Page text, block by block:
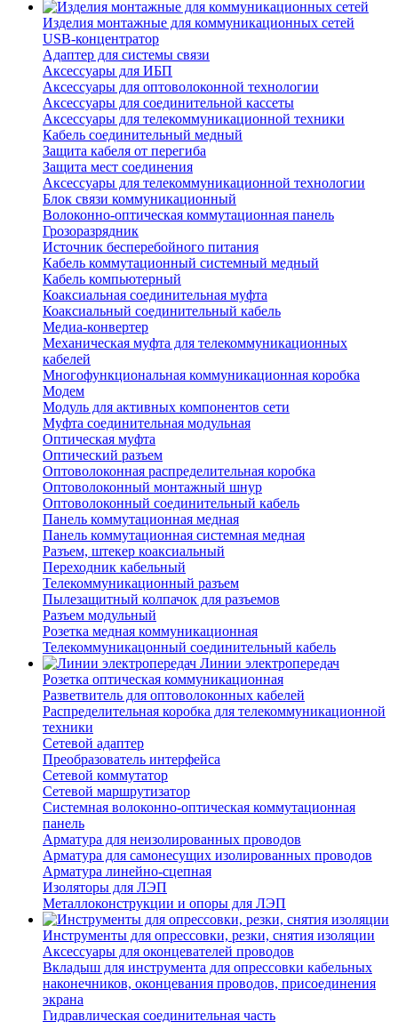
Изделия монтажные для коммуникационных сетей
USB-концентратор
Адаптер для системы связи
Аксессуары для ИБП
Аксессуары для оптоволоконной технологии
Аксессуары для соединительной кассеты
Аксессуары для телекоммуникационной техники
Кабель соединительный медный
Защита кабеля от перегиба
Защита мест соединения
Аксессуары для телекоммуникационной технологии
Блок связи коммуникационный
Волоконно-оптическая коммутационная панель
Грозоразрядник
Источник бесперебойного питания
Кабель коммутационный системный медный
Кабель компьютерный
Коаксиальная соединительная муфта
Коаксиальный соединительный кабель
Медиа-конвертер
Механическая муфта для телекоммуникационных
кабелей
Многофункциональная коммуникационная коробка
Модем
Модуль для активных компонентов сети
Муфта соединительная модульная
Оптическая муфта
Оптический разъем
Оптоволоконная распределительная коробка
Оптоволоконный монтажный шнур
Оптоволоконный соединительный кабель
Панель коммутационная медная
Панель коммутационная системная медная
Разъем, штекер коаксиальный
Переходник кабельный
Телекоммуникационный разъем
Пылезащитный колпачок для разъемов
Разъем модульный
Розетка медная коммуникационная
Телекоммуникацонный соединительный кабель
Линии электропередач
Розетка оптическая коммуникационная
Разветвитель для оптоволоконных кабелей
Распределительная коробка для телекоммуникационной
техники
Сетевой адаптер
Преобразователь интерфейса
Сетевой коммутатор
Сетевой маршрутизатор
Системная волоконно-оптическая коммутационная
панель
Арматура для неизолированных проводов
Арматура для самонесущих изолированных проводов
Арматура линейно-сцепная
Изоляторы для ЛЭП
Металлоконструкции и опоры для ЛЭП
Инструменты для опрессовки, резки, снятия изоляции
Аксессуары для оконцевателей проводов
Вкладыш для инструмента для опрессовки кабельных
наконечников, оконцевания проводов, присоединения
экрана
Гидравлическая соединительная часть